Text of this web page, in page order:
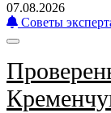
07.08.2026
Советы